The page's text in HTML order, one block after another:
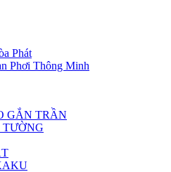
Phát
Phơi Thông Minh
GẮN TRẦN
TƯỜNG